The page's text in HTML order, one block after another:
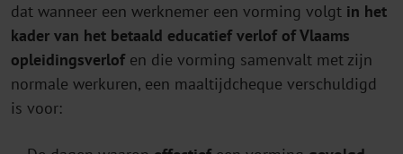
dat wanneer een werknemer een vorming volgt in het
kader van het betaald educatief verlof of Vlaams
opleidingsverlof en die vorming samenvalt met zijn
normale werkuren, een maaltijdcheque verschuldigd
is voor: